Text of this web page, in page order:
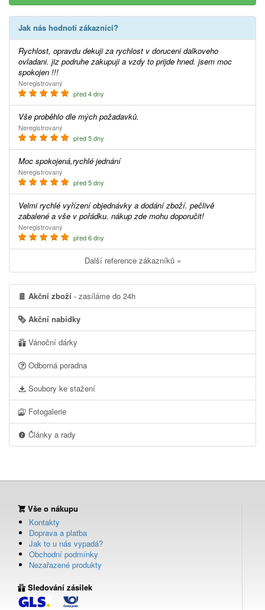
Jak nás hodnotí zákazníci?
Rychlost, opravdu dekuji za rychlost v doruceni dalkoveho
ovladani. jiz podruhe zakupuji a vzdy to prijde hned. jsem moc
spokojen !!!
Neregistrovaný
před 4 dny
Vše proběhlo dle mých požadavků.
Neregistrovaný
před 5 dny
Moc spokojená,rychlé jednání
Neregistrovaný
před 5 dny
Velmi rychlé vyřízení objednávky a dodání zboží. pečlivě
zabalené a vše v pořádku. nákup zde mohu doporučit!
Neregistrovaný
před 6 dny
Další reference zákazníků »
Akční zboží - zasíláme do 24h
Akční nabídky
Vánoční dárky
Odborná poradna
Soubory ke stažení
Fotogalerie
Články a rady
Vše o nákupu
Kontakty
Doprava a platba
Jak to u nás vypadá?
Obchodní podmínky
Nezařazené produkty
Sledování zásilek